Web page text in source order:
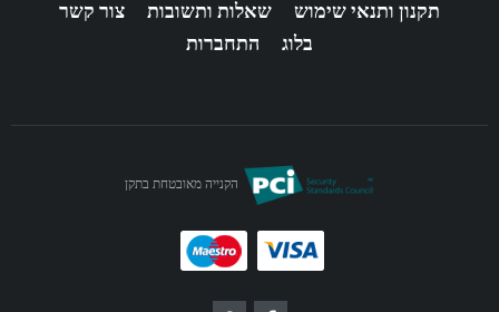
תקנון ותנאי שימוש
שאלות ותשובות
צור קשר
בלוג
התחברות
הקנייה מאובטחת בתקן